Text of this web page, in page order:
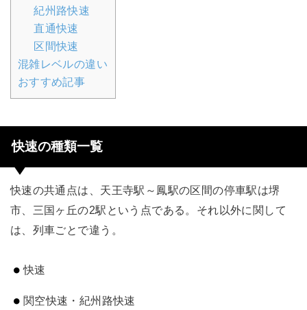
紀州路快速
直通快速
区間快速
混雑レベルの違い
おすすめ記事
快速の種類一覧
快速の共通点は、天王寺駅～鳳駅の区間の停車駅は堺
市、三国ヶ丘の2駅という点である。それ以外に関して
は、列車ごとで違う。
快速
関空快速・紀州路快速